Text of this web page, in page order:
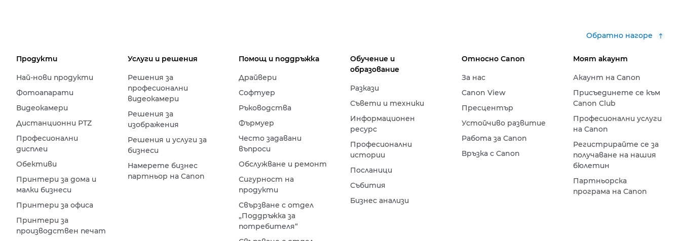
Обратно нагоре
Продукти
Най-нови продукти
Фотоапарати
Видеокамери
Дистанционни PTZ
Професионални
дисплеи
Обективи
Принтери за дома и
малки бизнеси
Принтери за офиса
Принтери за
производствен печат
Услуги и решения
Решения за
професионални
видеокамери
Решения за
изображения
Решения и услуги за
бизнеси
Намерете бизнес
партньор на Canon
Помощ и поддръжка
Драйвери
Софтуер
Ръководства
Фърмуер
Често задавани
въпроси
Обслужване и ремонт
Сигурност на
продукти
Свързване с отдел
„Поддръжка за
потребителя“
Обучение и
образование
Разкази
Съвети и техники
Информационен
ресурс
Професионални
истории
Посланици
Събития
Бизнес анализи
Относно Canon
За нас
Canon View
Пресцентър
Устойчиво развитие
Работа за Canon
Връзка с Canon
Моят акаунт
Акаунт на Canon
Присъединете се към
Canon Club
Професионални услуги
на Canon
Регистрирайте се за
получаване на нашия
бюлетин
Партньорска
програма на Canon